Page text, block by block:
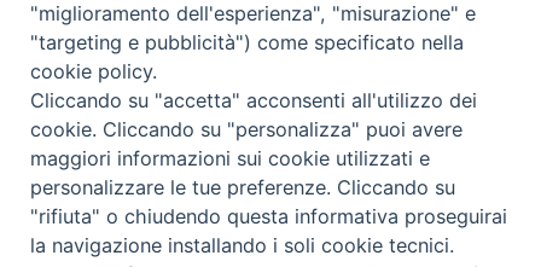
TV 2000
Diocesi di Ivrea
Curia Vescovile Piazza Castello, 3 10015 Ivrea (To) Tel.
0125.641138 Fax 0125.40296 segreteriacuria@diocesivrea.it
"miglioramento dell'esperienza", "misurazione" e
"targeting e pubblicità") come specificato nella
cookie policy.
Cliccando su "accetta" acconsenti all'utilizzo dei
cookie. Cliccando su "personalizza" puoi avere
maggiori informazioni sui cookie utilizzati e
personalizzare le tue preferenze. Cliccando su
"rifiuta" o chiudendo questa informativa proseguirai
la navigazione installando i soli cookie tecnici.